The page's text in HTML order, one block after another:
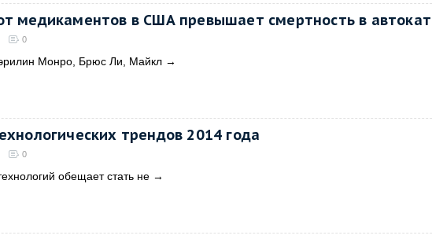
медикаментов в США превышает смертность в
0
Монро, Брюс Ли, Майкл →
трендов 2014 года
0
обещает стать не →